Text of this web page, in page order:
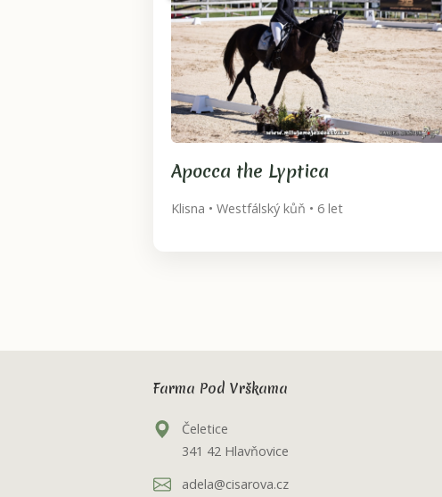
Apocca the Lyptica
Klisna • Westfálský kůň • 6 let
Farma Pod Vrškama
Čeletice
341 42 Hlavňovice
adela@cisarova.cz